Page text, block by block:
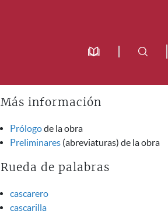
Más información
Prólogode la obra
Preliminares (abreviaturas) de la obra
Rueda de palabras
cascarero
cascarilla